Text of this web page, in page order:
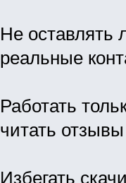
Не оставлять
реальные
Работать
читать
Избегать